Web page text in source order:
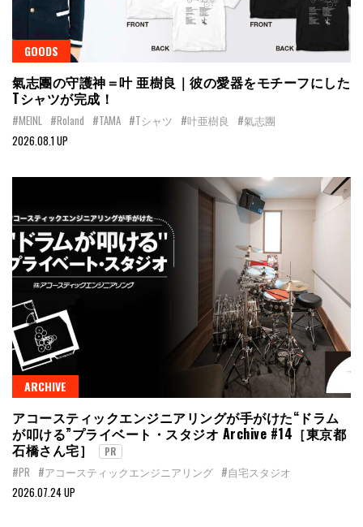
GOODS
氣志團の守護神＝叶 亜樹良｜彼の愛器をモチーフにした
Tシャツが完成！
#MEINL #Roland #TAMA #Tシャツ #叶亜樹良
#氣志團
2026.08.1 UP
ARCHIVE
アコースティックエンジニアリングが手がけた“ドラム
が叩ける”プライベート・スタジオ Archive #14［東京都
石橋さん宅］
PR
#PR #アコースティックエンジニアリング #自宅スタジオ
2026.07.24 UP